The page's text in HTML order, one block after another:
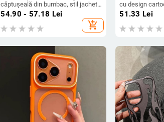
căptușeală din bumbac, stil jachetă
de iarnă, compatibilă cu iPhone 12–
54.90 - 57.18 Lei
add_shopping_cart
cu design
cădere, finisaj
(Pro/Max)
51.33 Lei